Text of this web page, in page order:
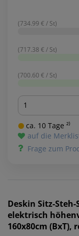
(734.99 € / St)
(717.38 € / St)
(700.60 € / St)
Menge
ca. 10 Tage ²⁾
auf die
Frage zum
Deskin Sitz-
elektrisch
160x80cm